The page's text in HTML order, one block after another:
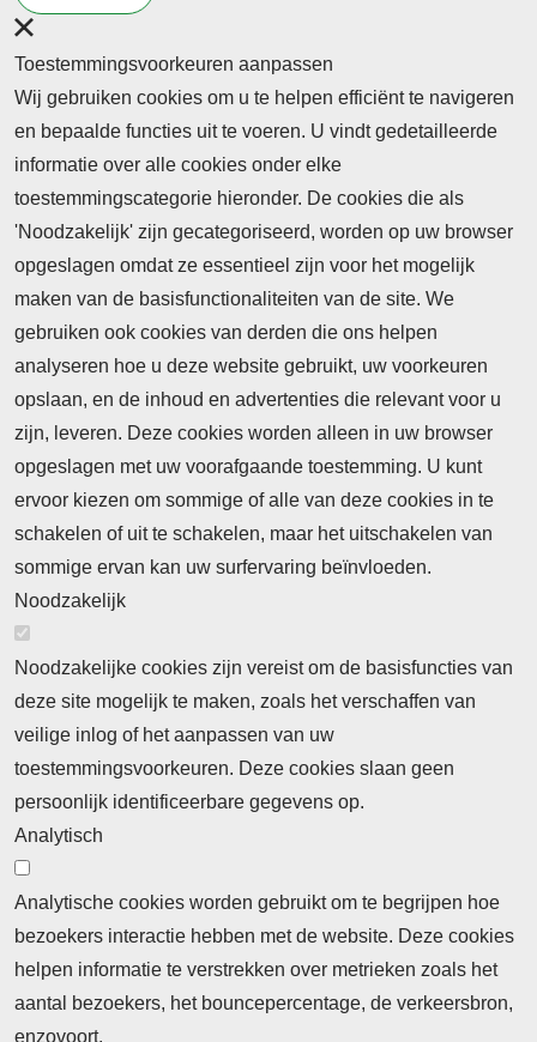
Toestemmingsvoorkeuren aanpassen
Wij gebruiken cookies om u te helpen efficiënt te navigeren
en bepaalde functies uit te voeren. U vindt gedetailleerde
informatie over alle cookies onder elke
toestemmingscategorie hieronder. De cookies die als
'Noodzakelijk' zijn gecategoriseerd, worden op uw browser
opgeslagen omdat ze essentieel zijn voor het mogelijk
maken van de basisfunctionaliteiten van de site. We
gebruiken ook cookies van derden die ons helpen
analyseren hoe u deze website gebruikt, uw voorkeuren
opslaan, en de inhoud en advertenties die relevant voor u
zijn, leveren. Deze cookies worden alleen in uw browser
opgeslagen met uw voorafgaande toestemming. U kunt
ervoor kiezen om sommige of alle van deze cookies in te
schakelen of uit te schakelen, maar het uitschakelen van
sommige ervan kan uw surfervaring beïnvloeden.
Noodzakelijk
Noodzakelijke cookies zijn vereist om de basisfuncties van
deze site mogelijk te maken, zoals het verschaffen van
veilige inlog of het aanpassen van uw
toestemmingsvoorkeuren. Deze cookies slaan geen
persoonlijk identificeerbare gegevens op.
Analytisch
Analytische cookies worden gebruikt om te begrijpen hoe
bezoekers interactie hebben met de website. Deze cookies
helpen informatie te verstrekken over metrieken zoals het
aantal bezoekers, het bouncepercentage, de verkeersbron,
enzovoort.
Nieuws
Neem contact op
Algemene Leveringsvoorwaarden
Cookieverklaring
Privacyverklaring
Abonnementinformatie Inlogprocedure
Nieuws
Laatste nieuws
Meld u aan voor onze nieuwsbrief
Ontvang 2 keer per maand de nieuwsbrief met
persberichten, actualiteiten, nieuws en personalia uit het
beroepsonderwijs.